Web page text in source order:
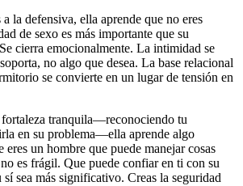
la defensiva, ella aprende que no eres
de sexo es más importante que su
cierra emocionalmente. La intimidad se
no algo que desea. La base relacional
se convierte en un lugar de tensión en
fortaleza tranquila—reconociendo tu
en su problema—ella aprende algo
eres un hombre que puede manejar cosas
es frágil. Que puede confiar en ti con su
sí sea más significativo. Creas la seguridad